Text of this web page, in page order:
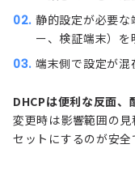
静的設定が必要
ー、検証端末）を
端末側で設定が混
DHCPは便利な反面、
変更時は影響範囲の
セットにするのが安全